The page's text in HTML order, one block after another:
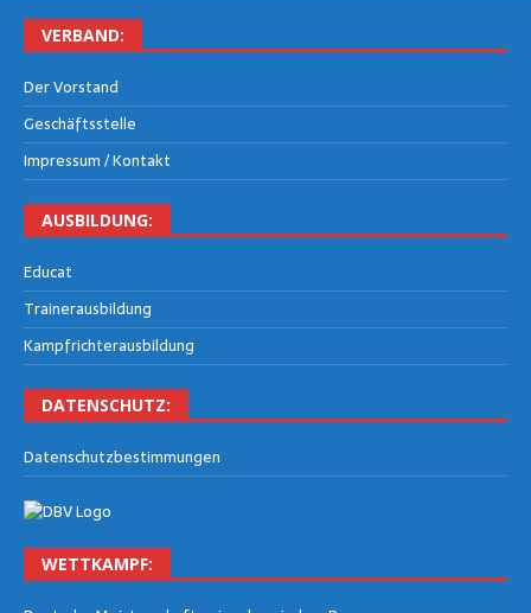
VER­BAND:
Der Vor­stand
Geschäfts­stel­le
Impres­sum / Kontakt
AUS­BIL­DUNG:
Edu­cat
Trai­ner­aus­bil­dung
Kampf­rich­ter­aus­bil­dung
DATEN­SCHUTZ:
Daten­schutz­be­stim­mun­gen
WETT­KAMPF: